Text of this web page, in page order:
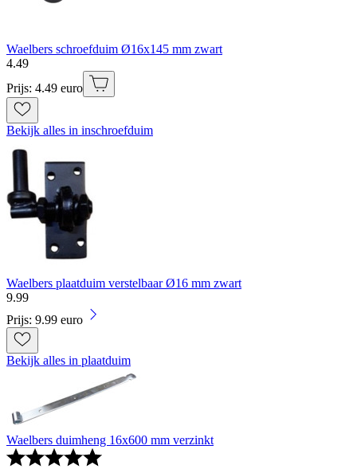
Waelbers schroefduim Ø16x145 mm zwart
4.49
Prijs: 4.49 euro
Bekijk alles in inschroefduim
Waelbers plaatduim verstelbaar Ø16 mm zwart
9.99
Prijs: 9.99 euro
Bekijk alles in plaatduim
Waelbers duimheng 16x600 mm verzinkt